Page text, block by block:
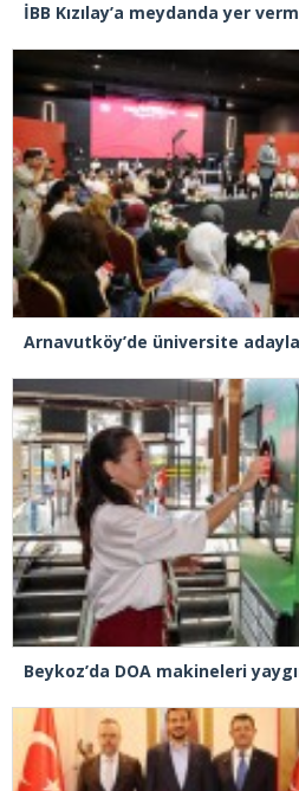
Arnavutköy’de üniversite
Beykoz’da DOA makineleri